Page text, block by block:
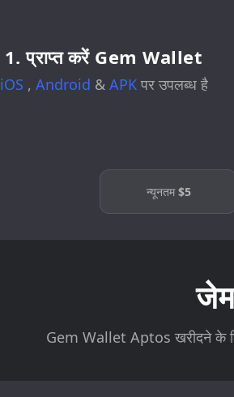
1. प्राप्त करें Gem Wallet
iOS , Android & APK पर उपलब्ध है
न्यूनतम$5
Gem Wallet Aptos खरीदने के